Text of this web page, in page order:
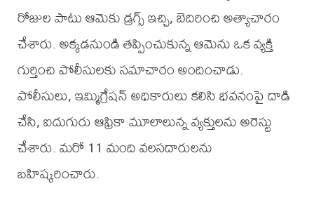
రోజుల పాటు ఆమెకు డ్రగ్స్ ఇచ్చి, బెదిరించి అత్యాచారం
చేశారు. అక్కడనుండి తప్పించుకున్న ఆమెను ఒక వ్యక్తి
గుర్తించి పోలీసులకు సమాచారం అందించాడు.
పోలీసులు, ఇమ్మిగ్రేషన్ అధికారులు కలిసి భవనంపై దాడి
చేసి, ఐదుగురు ఆఫ్రికా మూలాలున్న వ్యక్తులను అరెస్టు
చేశారు. మరో 11 మంది వలసదారులను
బహిష్కరించారు.